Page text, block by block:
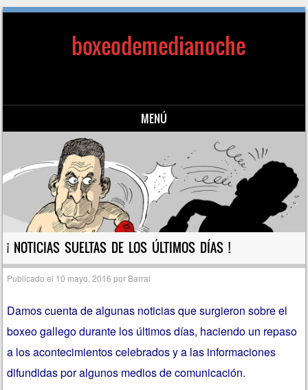
boxeodemedianoche
MENÚ
Saltar al contenido
¡ NOTICIAS SUELTAS DE LOS ÚLTIMOS DÍAS !
Publicado el 10 mayo, 2016 por Barral
Damos cuenta de algunas noticias que surgieron sobre el
boxeo gallego durante los últimos días, haciendo un repaso
a los acontecimientos celebrados y a las informaciones
difundidas por algunos medios de comunicación.